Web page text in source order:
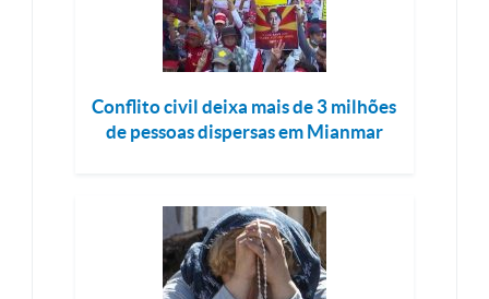
Conflito civil deixa mais de 3 milhões
de pessoas dispersas em Mianmar